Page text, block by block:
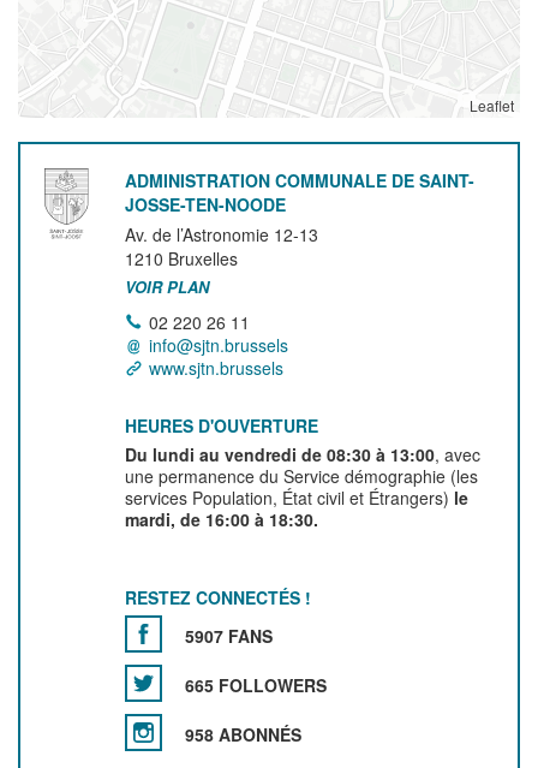
Leaflet
ADMINISTRATION COMMUNALE DE SAINT-
JOSSE-TEN-NOODE
Av. de l’Astronomie 12-13
1210 Bruxelles
VOIR PLAN
02 220 26 11
info@sjtn.brussels
www.sjtn.brussels
HEURES D'OUVERTURE
Du lundi au vendredi de 08:30 à 13:00, avec
une permanence du Service démographie (les
services Population, État civil et Étrangers) le
mardi, de 16:00 à 18:30.
RESTEZ CONNECTÉS !
5907 FANS
665 FOLLOWERS
958 ABONNÉS